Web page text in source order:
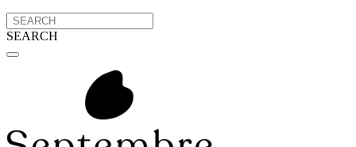
SEARCH